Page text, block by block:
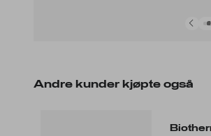
Andre kunder kjøpte også